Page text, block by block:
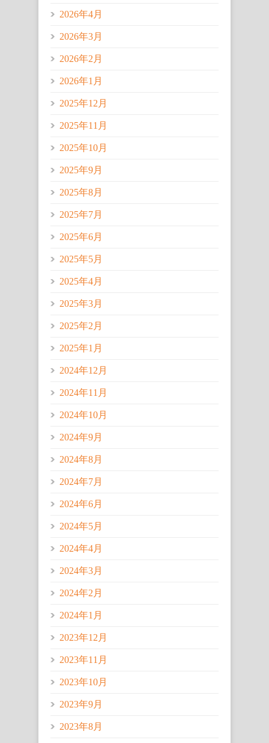
2026年4月
2026年3月
2026年2月
2026年1月
2025年12月
2025年11月
2025年10月
2025年9月
2025年8月
2025年7月
2025年6月
2025年5月
2025年4月
2025年3月
2025年2月
2025年1月
2024年12月
2024年11月
2024年10月
2024年9月
2024年8月
2024年7月
2024年6月
2024年5月
2024年4月
2024年3月
2024年2月
2024年1月
2023年12月
2023年11月
2023年10月
2023年9月
2023年8月